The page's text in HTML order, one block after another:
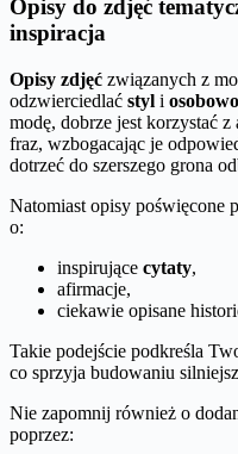
Opisy do zdjęć
inspiracja
Opisy zdjęć związanych z
odzwierciedlać styl i
modę, dobrze jest korzystać
fraz, wzbogacając je
dotrzeć do szerszego grona
Natomiast opisy poświęcone
o:
inspirujące cytaty,
afirmacje,
ciekawie opisane
Takie podejście podkreśla
co sprzyja budowaniu
Nie zapomnij również o
poprzez: